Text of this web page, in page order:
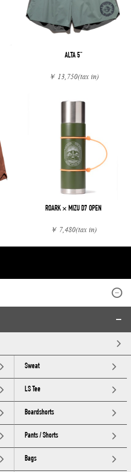
ALTA 5"
￥ 13,750(tax in)
ROARK × MIZU D7 OPEN
￥ 7,480(tax in)
Sweat
LS Tee
Boardshorts
Pants / Shorts
Bags